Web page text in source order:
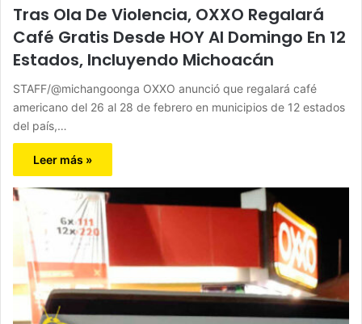
Tras Ola De Violencia, OXXO Regalará
Café Gratis Desde HOY Al Domingo En 12
Estados, Incluyendo Michoacán
STAFF/@michangoonga OXXO anunció que regalará café
americano del 26 al 28 de febrero en municipios de 12 estados
del país,…
Leer más »